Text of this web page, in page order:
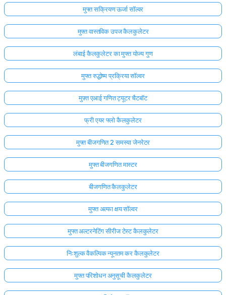
मुफ्त सक्रियण ऊर्जा सॉल्वर
मुफ्त वास्तविक उपज कैलकुलेटर
लंबाई कैलकुलेटर का मुफ्त योज्य गुण
मुफ्त रुद्धोष्म प्रक्रिया सॉल्वर
मुफ़्त एआई गणित ट्यूटर चैटबॉट
फ्री एयर फ्लो कैलकुलेटर
मुफ्त बीजगणित 2 समस्या जेनरेटर
मुफ्त बीजगणित मास्टर
बीजगणित कैलकुलेटर
मुफ्त अल्फा क्षय सॉल्वर
मुफ्त अल्टरनेटिंग सीरीज टेस्ट कैलकुलेटर
निःशुल्क वैकल्पिक न्यूनतम कर कैलकुलेटर
मुफ्त परिशोधन अनुसूची कैलकुलेटर